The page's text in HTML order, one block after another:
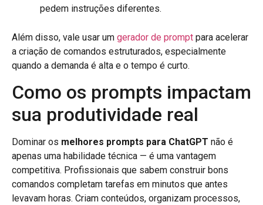
pedem instruções diferentes.
Além disso, vale usar um gerador de prompt para acelerar
a criação de comandos estruturados, especialmente
quando a demanda é alta e o tempo é curto.
Como os prompts impactam
sua produtividade real
Dominar os melhores prompts para ChatGPT não é
apenas uma habilidade técnica — é uma vantagem
competitiva. Profissionais que sabem construir bons
comandos completam tarefas em minutos que antes
levavam horas. Criam conteúdos, organizam processos,